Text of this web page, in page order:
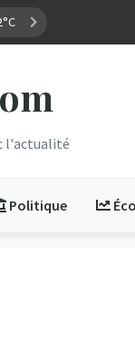
30°C
l'actualité
Politique